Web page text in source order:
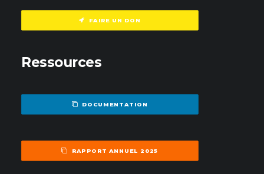
FAIRE UN DON
Ressources
DOCUMENTATION
RAPPORT ANNUEL 2025